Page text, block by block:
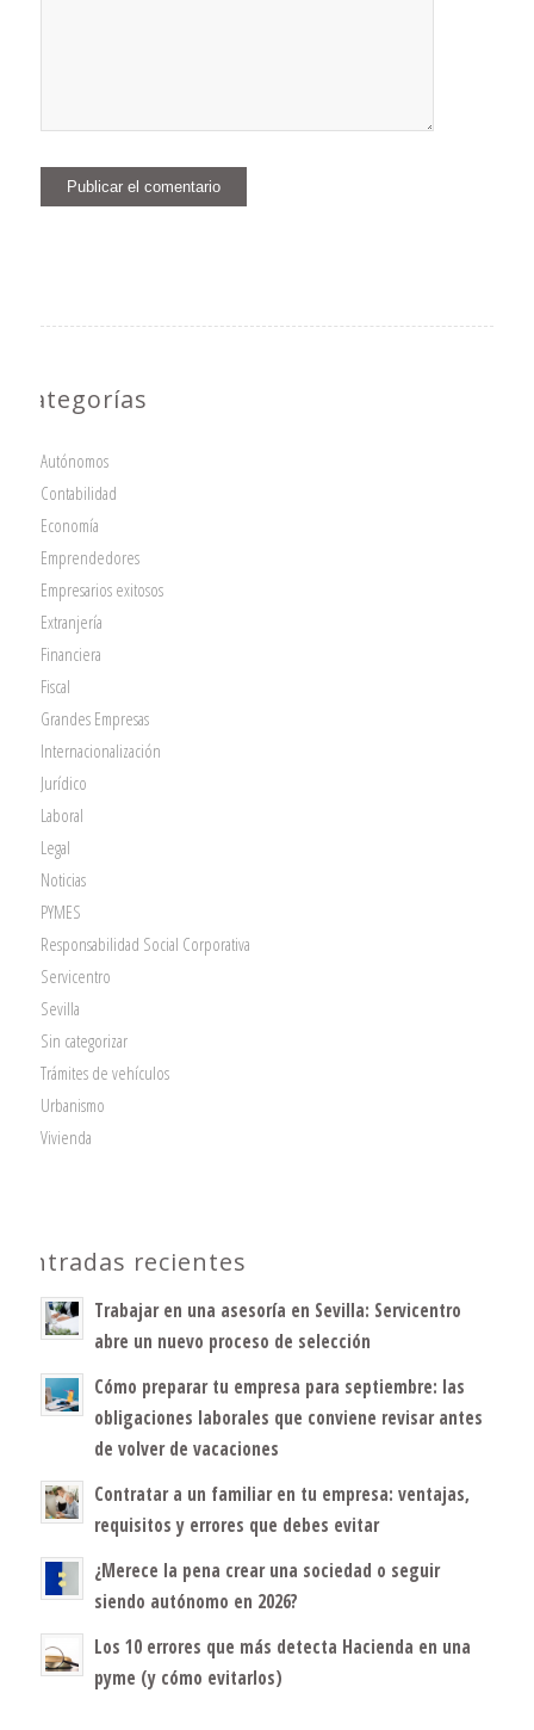
Categorías
Autónomos
Contabilidad
Economía
Emprendedores
Empresarios exitosos
Extranjería
Financiera
Fiscal
Grandes Empresas
Internacionalización
Jurídico
Laboral
Legal
Noticias
PYMES
Responsabilidad Social Corporativa
Servicentro
Sevilla
Sin categorizar
Trámites de vehículos
Urbanismo
Vivienda
Entradas recientes
Trabajar en una asesoría en Sevilla: Servicentro
abre un nuevo proceso de selección
Cómo preparar tu empresa para septiembre: las
obligaciones laborales que conviene revisar antes
de volver de vacaciones
Contratar a un familiar en tu empresa: ventajas,
requisitos y errores que debes evitar
¿Merece la pena crear una sociedad o seguir
siendo autónomo en 2026?
Los 10 errores que más detecta Hacienda en una
pyme (y cómo evitarlos)